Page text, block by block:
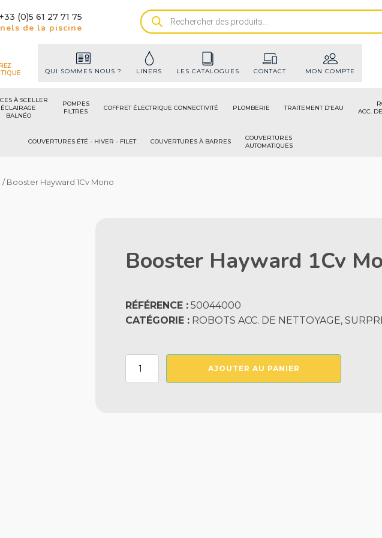
+33 (0)5 61 27 71 75
de la piscine
Recherche
de
QUI SOMMES NOUS ? LINERS LES CATALOGUES CONTACT MON COMPTE
À SCELLER
ÉCLAIRAGE
BALNÉO
POMPES
FILTRES
COFFRET ÉLECTRIQUE CONNECTIVITÉ PLOMBERIE TRAITEMENT D’EAU
ACC.
COUVERTURES ÉTÉ - HIVER - FILET COUVERTURES À BARRES
COUVERTURES
AUTOMATIQUES
/ Booster Hayward 1Cv Mono
Booster Hayward 1Cv
RÉFÉRENCE : 50044000
CATÉGORIE : ROBOTS ACC. DE NETTOYAGE,
quantité
AJOUTER AU PANIER